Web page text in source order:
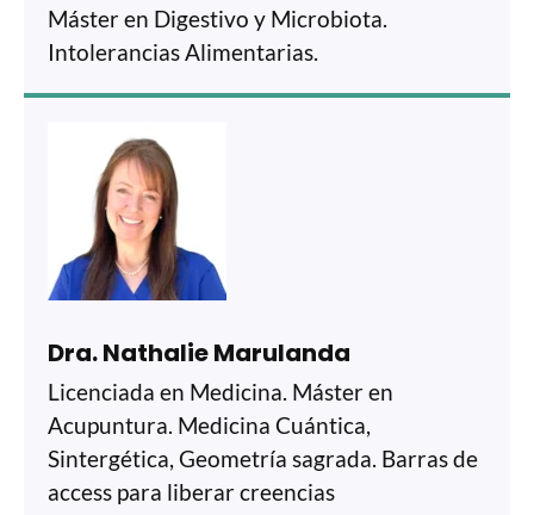
Máster en Digestivo y Microbiota.
Intolerancias Alimentarias.
Dra. Nathalie Marulanda
Licenciada en Medicina. Máster en
Acupuntura. Medicina Cuántica,
Sintergética, Geometría sagrada. Barras de
access para liberar creencias